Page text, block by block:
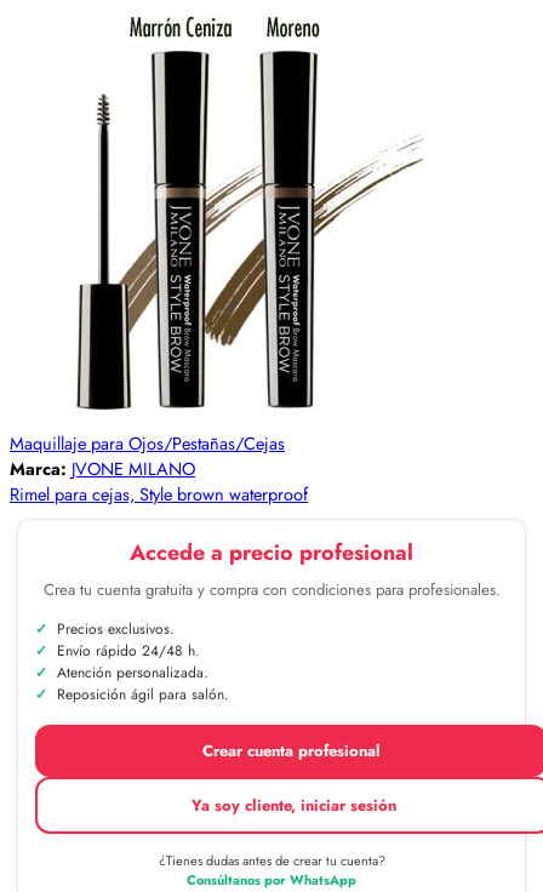
Maquillaje para Ojos/Pestañas/Cejas
Marca: JVONE MILANO
Rimel para cejas, Style brown waterproof
Accede a precio profesional
Crea tu cuenta gratuita y compra con condiciones para profesionales.
Precios exclusivos.
Envío rápido 24/48 h.
Atención personalizada.
Reposición ágil para salón.
Crear cuenta profesional
Ya soy cliente, iniciar sesión
¿Tienes dudas antes de crear tu cuenta?
Consúltanos por WhatsApp